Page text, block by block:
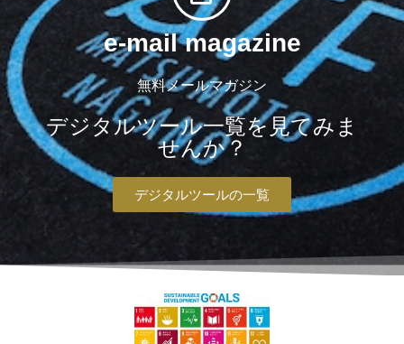
e-mail magazine
無料メールマガジン
デジタルツール一覧を見てみま
せんか？
デジタルツールの一覧